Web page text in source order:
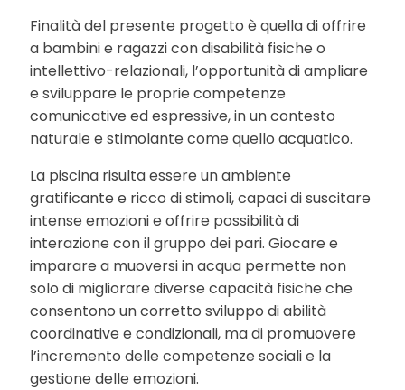
Finalità del presente progetto è quella di offrire
a bambini e ragazzi con disabilità fisiche o
intellettivo-relazionali, l’opportunità di ampliare
e sviluppare le proprie competenze
comunicative ed espressive, in un contesto
naturale e stimolante come quello acquatico.
La piscina risulta essere un ambiente
gratificante e ricco di stimoli, capaci di suscitare
intense emozioni e offrire possibilità di
interazione con il gruppo dei pari. Giocare e
imparare a muoversi in acqua permette non
solo di migliorare diverse capacità fisiche che
consentono un corretto sviluppo di abilità
coordinative e condizionali, ma di promuovere
l’incremento delle competenze sociali e la
gestione delle emozioni.